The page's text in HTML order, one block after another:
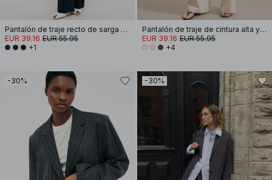
Pantalón de traje recto de sarga de tiro medio
EUR 39.16 EUR 55.95
+1
Pantalón de traje de cintura alta y pierna ancha
EUR 39.16 EUR 55.95
+4
-30% -30%